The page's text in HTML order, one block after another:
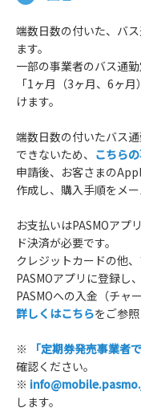
端数日数の付いた、バ
ます。
一部の事業者のバス通
「1ヶ月（3ヶ月、6ヶ
けます。
端数日数の付いたバス
できないため、 こちら
申請後、お客さまの
作成し、購入手順をメ
お支払いはPASMOアプ
ド決済が必要です。
クレジットカードの他
PASMOアプリに登録し
PASMOへの入金（チャ
詳しくはこちらをご参照
※ 「定期券発売事業者
確認ください。
※
します。